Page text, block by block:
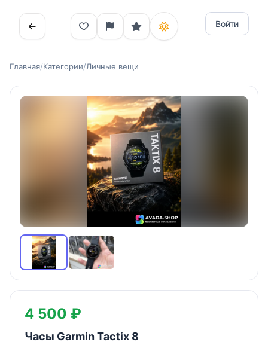
Войти
Главная/Категории/Личные вещи
4 500 ₽
Часы Garmin Tactix 8